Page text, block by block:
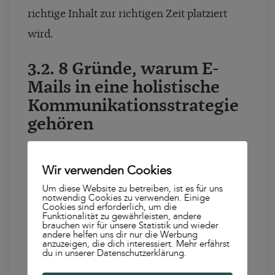
richtige Inhalt zur richtigen Zeit platziert
wird.
3.2. 8 Gründe, warum E-
Mails in eine holistische
Kommunikationsstrategie
gehören
den Einsatz des E-Mail Kanals:
Zum einen bietet dieAutomation von E-
Mailsgroße Vorteile: Durch die
automatische Versendung, die auf das
Verhalten von User:innen abgestimmt
Wir verwenden Cookies
Um diese Website zu betreiben, ist es für uns
notwendig Cookies zu verwenden. Einige
Cookies sind erforderlich, um die
Funktionalität zu gewährleisten, andere
brauchen wir für unsere Statistik und wieder
andere helfen uns dir nur die Werbung
anzuzeigen, die dich interessiert. Mehr erfährst
du in unserer Datenschutzerklärung.